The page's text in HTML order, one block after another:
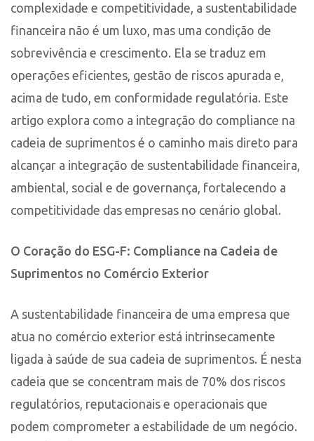
complexidade e competitividade, a sustentabilidade
financeira não é um luxo, mas uma condição de
sobrevivência e crescimento. Ela se traduz em
operações eficientes, gestão de riscos apurada e,
acima de tudo, em conformidade regulatória. Este
artigo explora como a integração do compliance na
cadeia de suprimentos é o caminho mais direto para
alcançar a integração de sustentabilidade financeira,
ambiental, social e de governança, fortalecendo a
competitividade das empresas no cenário global.
O Coração do ESG-F: Compliance na Cadeia de
Suprimentos no Comércio Exterior
A sustentabilidade financeira de uma empresa que
atua no comércio exterior está intrinsecamente
ligada à saúde de sua cadeia de suprimentos. É nesta
cadeia que se concentram mais de 70% dos riscos
regulatórios, reputacionais e operacionais que
podem comprometer a estabilidade de um negócio.